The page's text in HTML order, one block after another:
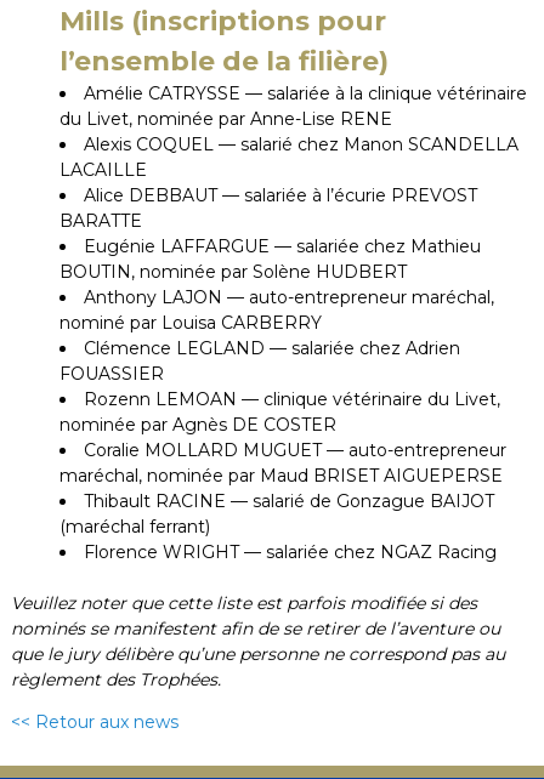
Mills (inscriptions pour
l’ensemble de la filière)
Amélie CATRYSSE — salariée à la clinique vétérinaire
du Livet, nominée par Anne-Lise RENE
Alexis COQUEL — salarié chez Manon SCANDELLA
LACAILLE
Alice DEBBAUT — salariée à l’écurie PREVOST
BARATTE
Eugénie LAFFARGUE — salariée chez Mathieu
BOUTIN, nominée par Solène HUDBERT
Anthony LAJON — auto-entrepreneur maréchal,
nominé par Louisa CARBERRY
Clémence LEGLAND — salariée chez Adrien
FOUASSIER
Rozenn LEMOAN — clinique vétérinaire du Livet,
nominée par Agnès DE COSTER
Coralie MOLLARD MUGUET — auto-entrepreneur
maréchal, nominée par Maud BRISET AIGUEPERSE
Thibault RACINE — salarié de Gonzague BAIJOT
(maréchal ferrant)
Florence WRIGHT — salariée chez NGAZ Racing
Veuillez noter que cette liste est parfois modifiée si des
nominés se manifestent afin de se retirer de l’aventure ou
que le jury délibère qu’une personne ne correspond pas au
règlement des Trophées.
<< Retour aux news